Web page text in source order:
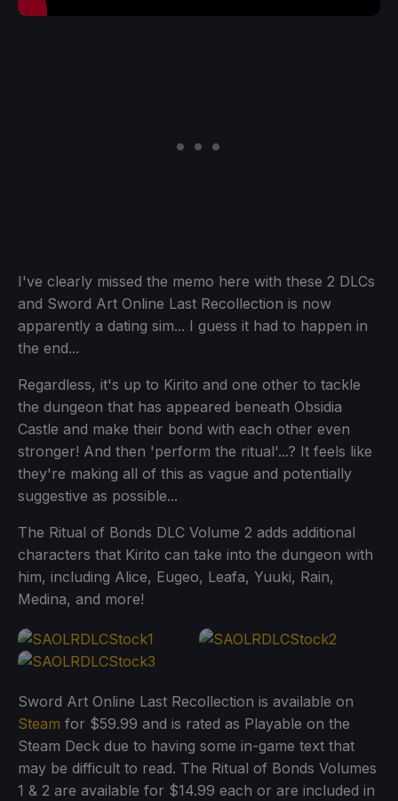
I've clearly missed the memo here with these 2 DLCs
and Sword Art Online Last Recollection is now
apparently a dating sim... I guess it had to happen in
the end...
Regardless, it's up to Kirito and one other to tackle
the dungeon that has appeared beneath Obsidia
Castle and make their bond with each other even
stronger! And then 'perform the ritual'...? It feels like
they're making all of this as vague and potentially
suggestive as possible...
The Ritual of Bonds DLC Volume 2 adds additional
characters that Kirito can take into the dungeon with
him, including Alice, Eugeo, Leafa, Yuuki, Rain,
Medina, and more!
Sword Art Online Last Recollection is available on
Steam for $59.99 and is rated as Playable on the
Steam Deck due to having some in-game text that
may be difficult to read. The Ritual of Bonds Volumes
1 & 2 are available for $14.99 each or are included in